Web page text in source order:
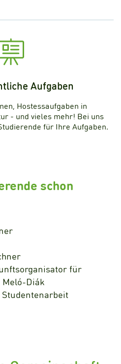
Aufgaben
Hostessaufgaben in
- und vieles mehr! Bei uns
für Ihre Aufgaben.
schon
für
Meló-Diák